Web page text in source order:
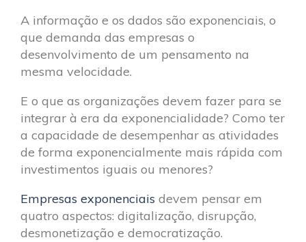
A informação e os dados são exponenciais, o
que demanda das empresas o
desenvolvimento de um pensamento na
mesma velocidade.
E o que as organizações devem fazer para se
integrar à era da exponencialidade? Como ter
a capacidade de desempenhar as atividades
de forma exponencialmente mais rápida com
investimentos iguais ou menores?
Empresas exponenciais devem pensar em
quatro aspectos: digitalização, disrupção,
desmonetização e democratização.